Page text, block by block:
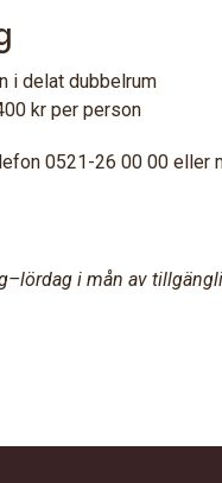
i delat dubbelrum
kr per person
0521-26 00 00 eller
i mån av